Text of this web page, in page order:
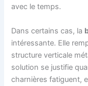
avec le temps.
Dans certains cas, la
intéressante. Elle
structure verticale
solution se justifie
charnières fatiguent,